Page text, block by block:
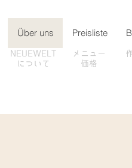
Über uns Preisliste
NEUEWELT
​について
メニュー
価格